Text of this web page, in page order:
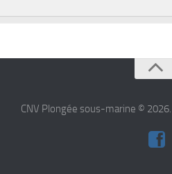
CNV Plongée sous-marine ©